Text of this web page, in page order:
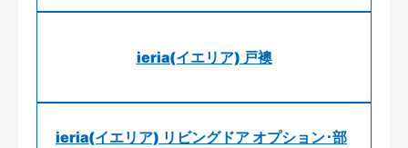
ieria(イエリア) 戸襖
ieria(イエリア) リビングドア オプション･部